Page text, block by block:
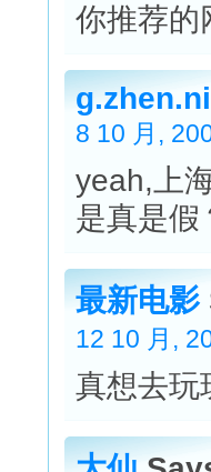
你推荐的
8 10 月,
yeah,上
是真是假
最新电影
12 10 月,
真想去玩